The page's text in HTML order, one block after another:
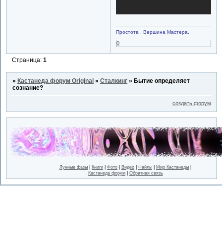
Простота , Вершина Мастера.
0
Страница:1
»Кастанеда форум Original »Сталкинг »Бытие определяет
сознание?
создать форум
Лунные фазы Книги Фото Видео Файлы Мир Кастанеды
Кастанеда форум| Обратная связь